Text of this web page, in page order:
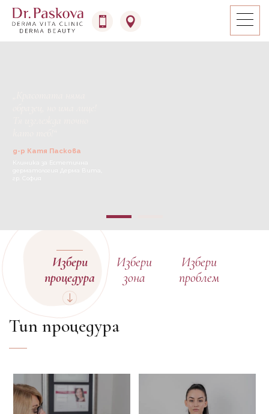

д-р Катя Паскова
Избери
процедура
Избери
зона
Избери
проблем
Тип процедура